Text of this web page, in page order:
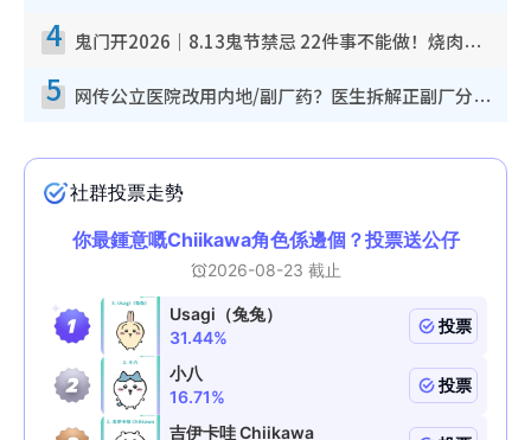
4 鬼门开2026｜8.13鬼节禁忌 22件事不能做！烧肉、刺身要少食？半夜勿吹口哨/打给个电话
5 网传公立医院改用内地/副厂药？医生拆解正副厂分别，揭4类人换药随时出事